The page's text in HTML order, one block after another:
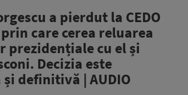
a pierdut la CEDO
care cerea reluarea
prezidențiale cu el și
Decizia este
definitivă | AUDIO